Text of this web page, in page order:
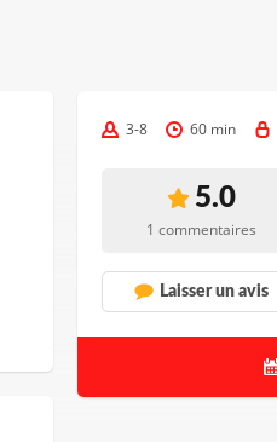
3-8 60 min
5.0
1 commentaires
Laisser un avis